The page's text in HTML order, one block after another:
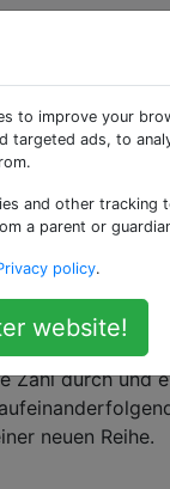
Reihe
mit streng
Zahl durch und
neuen Reihe.
to improve your
targeted ads, to
and other tracking
a parent or
policy.
website!